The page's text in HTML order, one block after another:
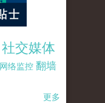
社交媒体
网络监控 翻墙
更多